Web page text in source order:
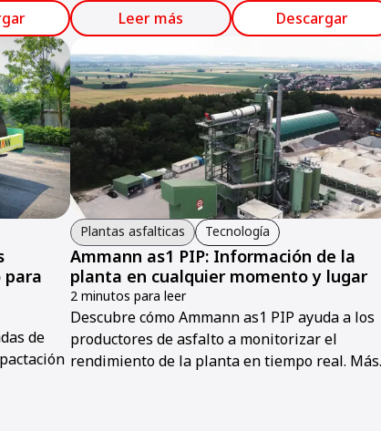
Leer más
Descargar
para
de
Plantas asfalticas Tecnología
Ammann as1 PIP: Información de la
planta en cualquier momento y lugar
2 minutos para leer
Descubre cómo Ammann as1 PIP ayuda a los
productores de asfalto a monitorizar el
rendimiento de la planta en tiempo real. Más